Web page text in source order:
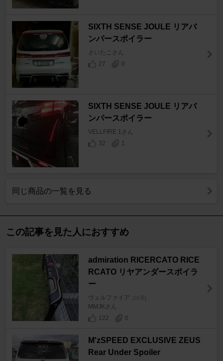
SIXTH SENSE JOULE リアバ
ンパースポイラー
さいたこさん
27
0
SIXTH SENSE JOULE リアバ
ンパースポイラー
VELLFIRE 1さん
32
1
同じ商品の一覧を見る
この記事を見た人におすすめ
admiration RICERCATO RICE
RCATO リヤアンダースポイラ
ー
ヴェルファイア [20系]
MMJKさん
122
0
M'zSPEED EXCLUSIVE ZEUS
Rear Under Spoiler